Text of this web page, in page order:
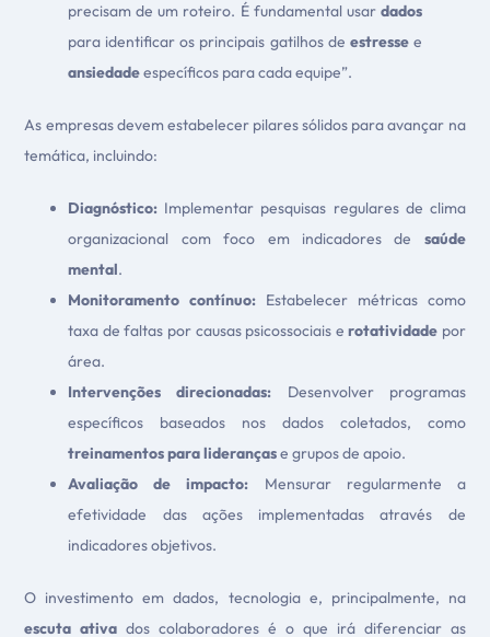
precisam de um roteiro. É fundamental usar dados
para identificar os principais gatilhos de estressee
ansiedadeespecíficos para cada equipe”.
As empresas devem estabelecer pilares sólidos para avançar na
temática, incluindo:
Diagnóstico: Implementar pesquisas regulares de clima
organizacional com foco em indicadores de saúde
mental.
Monitoramento contínuo: Estabelecer métricas como
taxa de faltas por causas psicossociais e rotatividade por
área.
Intervenções direcionadas: Desenvolver programas
específicos baseados nos dados coletados, como
treinamentos para liderançase grupos de apoio.
Avaliação de impacto: Mensurar regularmente a
efetividade das ações implementadas através de
indicadores objetivos.
O investimento em dados, tecnologia e, principalmente, na
escuta ativa dos colaboradores é o que irá diferenciar as